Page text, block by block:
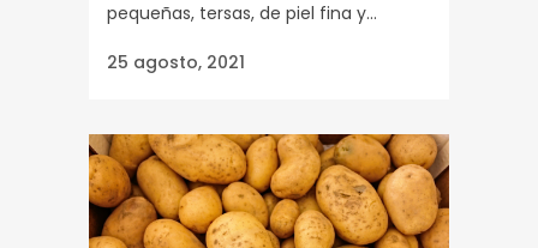
pequeñas, tersas, de piel fina y...
25 agosto, 2021